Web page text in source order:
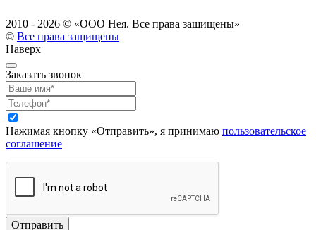
2010 - 2026 © «ООО Нея. Все права защищены»
© Все права защищены
Наверх
Заказать звонок
Нажимая кнопку «Отправить», я принимаю пользовательское
соглашение